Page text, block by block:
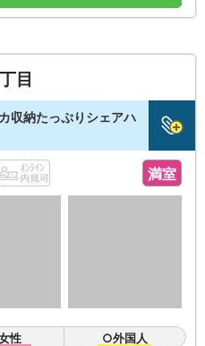
目
収納たっぷりシェアハ
満室
性 ○外国人